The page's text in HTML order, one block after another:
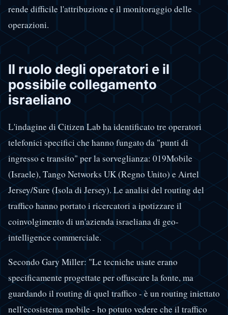
rende difficile l'attribuzione e il monitoraggio delle
operazioni.
Il ruolo degli operatori e il
possibile collegamento
israeliano
L'indagine di Citizen Lab ha identificato tre operatori
telefonici specifici che hanno fungato da "punti di
ingresso e transito" per la sorveglianza: 019Mobile
(Israele), Tango Networks UK (Regno Unito) e Airtel
Jersey/Sure (Isola di Jersey). Le analisi del routing del
traffico hanno portato i ricercatori a ipotizzare il
coinvolgimento di un'azienda israeliana di geo-
intelligence commerciale.
Secondo Gary Miller: "Le tecniche usate erano
specificamente progettate per offuscare la fonte, ma
guardando il routing di quel traffico - è un routing iniettato
nell'ecosistema mobile - ho potuto vedere che il traffico